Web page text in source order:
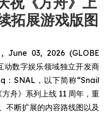
拓展游戏版图
03, 2026 (GLOBE
数字娱乐领域独立开发商
：SNAL，以下简称“Snail
舟》系列上线 11 周年，重
不断扩展的内容路线图以及